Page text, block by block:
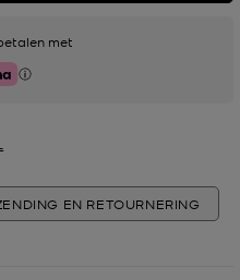
met
EN RETOURNERING